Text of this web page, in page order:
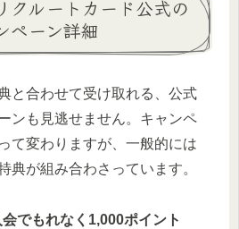
クルートカード公式の
ペーン詳細
と合わせて受け取れる、公式
ンも見逃せません。キャンペ
て変わりますが、一般的には
典が組み合わさっています。
でもれなく1,000ポイント